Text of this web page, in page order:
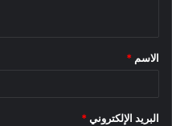
*
الاسم *
البريد الإلكتروني *